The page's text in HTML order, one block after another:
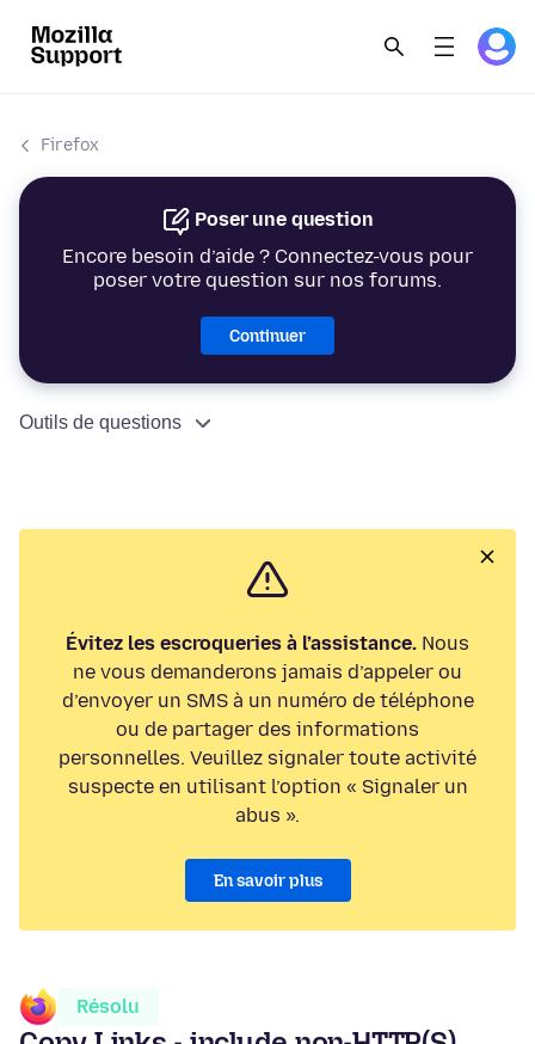
Firefox
Poser une question
Encore besoin d’aide ? Connectez-vous pour
poser votre question sur nos forums.
Continuer
Outils de questions
Évitez les escroqueries à l’assistance. Nous
ne vous demanderons jamais d’appeler ou
d’envoyer un SMS à un numéro de téléphone
ou de partager des informations
personnelles. Veuillez signaler toute activité
suspecte en utilisant l’option « Signaler un
abus ».
En savoir plus
Résolu